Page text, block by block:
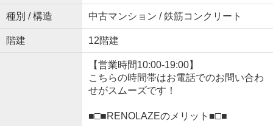
種別 / 構造 中古マンション / 鉄筋コンクリート
階建 12階建
【営業時間10:00-19:00】
こちらの時間帯はお電話でのお問い合わ
せがスムーズです！
■□■RENOLAZEのメリット■□■